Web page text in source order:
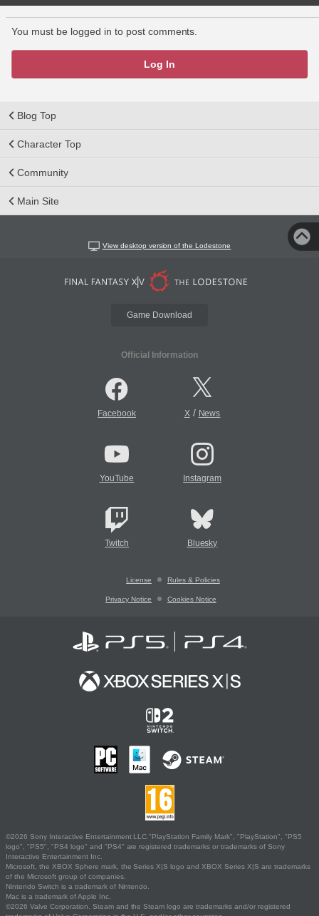
You must be logged in to post comments.
Log In
Blog Top
Character Top
Community
Main Site
View desktop version of the Lodestone
Game Download
Official Information
Facebook X/ News
YouTube Instagram
Twitch Bluesky
License Rules & Policies
Privacy Notice Cookies Notice
©2026 Sony Interactive Entertainment LLC."PlayStation Family Mark", "PlayStation", "PS5
logo", "PS5", "PS4 logo" and "PS4" are registered trademarks or trademarks of Sony
Interactive Entertainment Inc.
Microsoft, the XBOX Sphere mark, the Series X|S logo and XBOX Series X|S are trademarks
of the Microsoft group of companies.
Nintendo Switch is a trademark of Nintendo.
Mac is a trademark of Apple Inc.
©2026 Valve Corporation. Steam and the Steam logo are trademarks and/or registered